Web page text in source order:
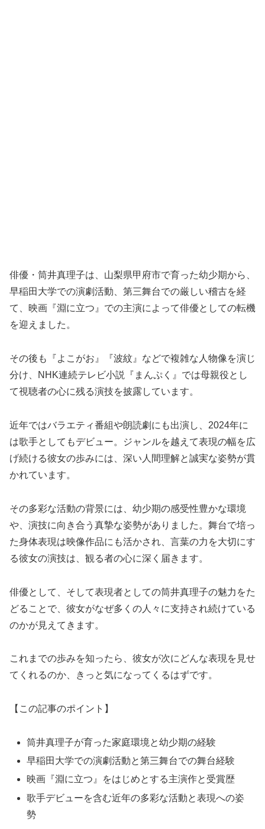
俳優・筒井真理子は、山梨県甲府市で育った幼少期から、
早稲田大学での演劇活動、第三舞台での厳しい稽古を経
て、映画『淵に立つ』での主演によって俳優としての転機
を迎えました。
その後も『よこがお』『波紋』などで複雑な人物像を演じ
分け、NHK連続テレビ小説『まんぷく』では母親役とし
て視聴者の心に残る演技を披露しています。
近年ではバラエティ番組や朗読劇にも出演し、2024年に
は歌手としてもデビュー。ジャンルを越えて表現の幅を広
げ続ける彼女の歩みには、深い人間理解と誠実な姿勢が貫
かれています。
その多彩な活動の背景には、幼少期の感受性豊かな環境
や、演技に向き合う真摯な姿勢がありました。舞台で培っ
た身体表現は映像作品にも活かされ、言葉の力を大切にす
る彼女の演技は、観る者の心に深く届きます。
俳優として、そして表現者としての筒井真理子の魅力をた
どることで、彼女がなぜ多くの人々に支持され続けている
のかが見えてきます。
これまでの歩みを知ったら、彼女が次にどんな表現を見せ
てくれるのか、きっと気になってくるはずです。
【この記事のポイント】
筒井真理子が育った家庭環境と幼少期の経験
早稲田大学での演劇活動と第三舞台での舞台経験
映画『淵に立つ』をはじめとする主演作と受賞歴
歌手デビューを含む近年の多彩な活動と表現への姿
勢